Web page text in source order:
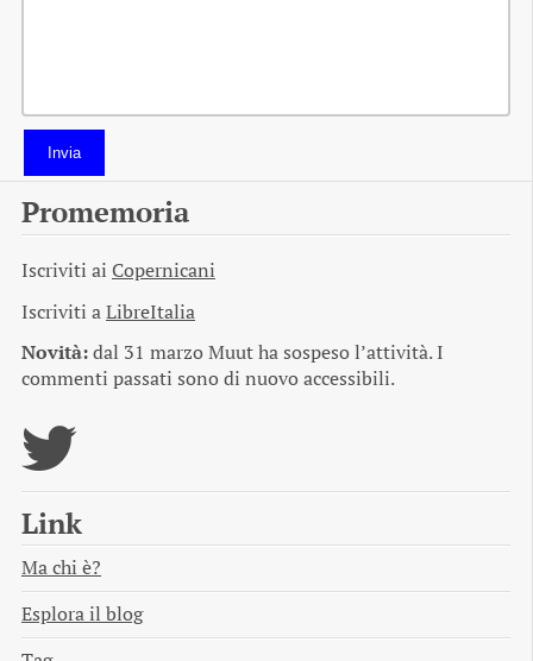
Invia
Promemoria
Iscriviti ai Copernicani
Iscriviti aLibreItalia
Novità:dal 31 marzo Muut ha sospeso l’attività. I
commenti passati sono di nuovo accessibili.
Link
Ma chi è?
Esplora il blog